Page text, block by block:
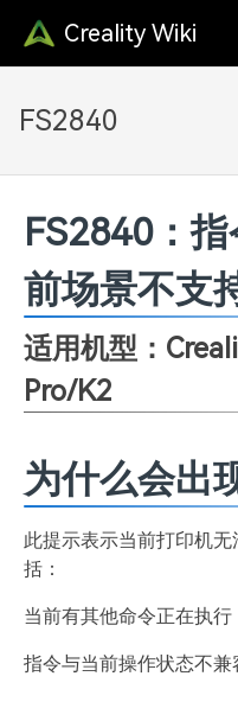
Creality Wiki
FS2840
FS2840：
前场景不支
适用机型：
Pro/K2
为什么会出
此提示表示当前打印机
括：
当前有其他命令正在执行
指令与当前操作状态不兼